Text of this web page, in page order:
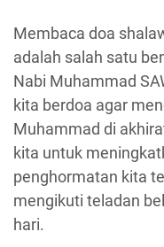
Membaca doa
adalah salah satu
Nabi Muhammad
kita berdoa agar
Muhammad di
kita untuk
penghormatan kita
mengikuti teladan
hari.